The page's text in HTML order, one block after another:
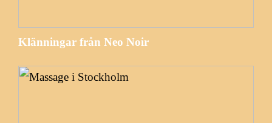
Klänningar från Neo Noir